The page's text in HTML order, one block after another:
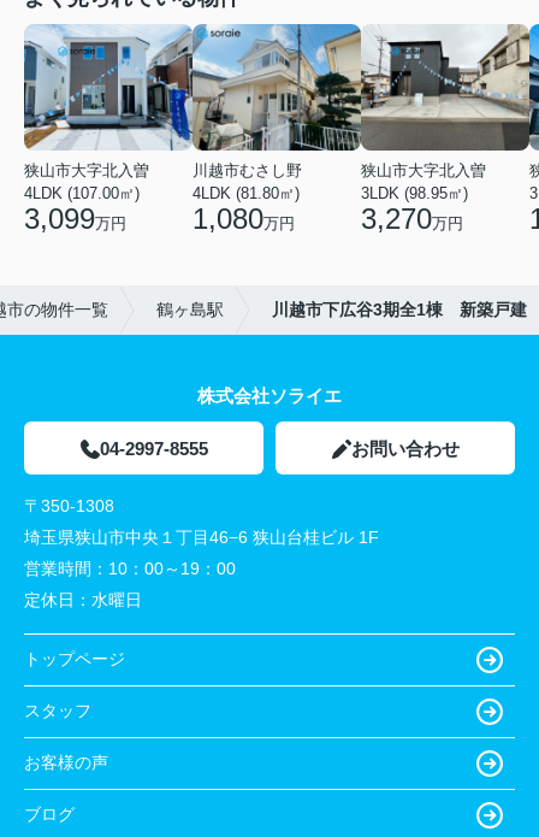
狭山市大字北入曽
4LDK (107.00㎡)
3,099万円
川越市むさし野
4LDK (81.80㎡)
1,080万円
狭山市大字北入曽
3LDK (98.95㎡)
3,270万円
市の物件一覧 鶴ヶ島駅 川越市下広谷3期全1棟 新築戸建
株式会社ソライエ
04-2997-8555 お問い合わせ
〒350-1308
埼玉県狭山市中央１丁目46−6 狭山台桂ビル 1F
営業時間： 10：00～19：00
定休日： 水曜日
トップページ
スタッフ
お客様の声
ブログ